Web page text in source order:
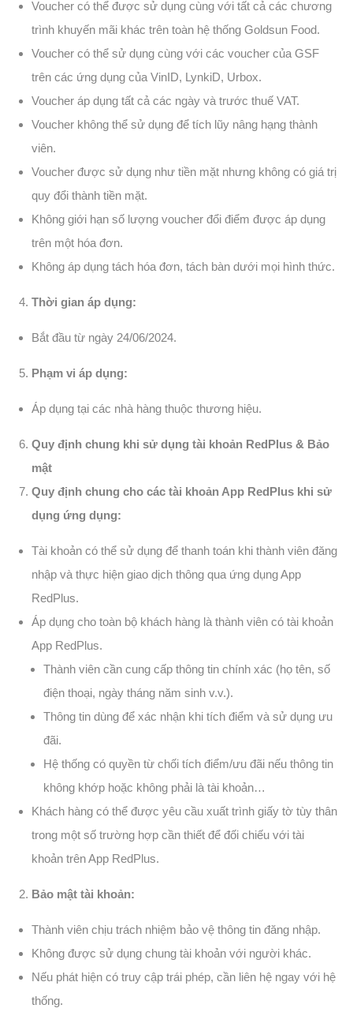
Voucher có thể được sử dụng cùng với tất cả các chương
trình khuyến mãi khác trên toàn hệ thống Goldsun Food.
Voucher có thể sử dụng cùng với các voucher của GSF
trên các ứng dụng của VinID, LynkiD, Urbox.
Voucher áp dụng tất cả các ngày và trước thuế VAT.
Voucher không thể sử dụng để tích lũy nâng hạng thành
viên.
Voucher được sử dụng như tiền mặt nhưng không có giá trị
quy đổi thành tiền mặt.
Không giới hạn số lượng voucher đổi điểm được áp dụng
trên một hóa đơn.
Không áp dụng tách hóa đơn, tách bàn dưới mọi hình thức.
Thời gian áp dụng:
Bắt đầu từ ngày 24/06/2024.
Phạm vi áp dụng:
Áp dụng tại các nhà hàng thuộc thương hiệu.
Quy định chung khi sử dụng tài khoản RedPlus & Bảo
mật
Quy định chung cho các tài khoản App RedPlus khi sử
dụng ứng dụng:
Tài khoản có thể sử dụng để thanh toán khi thành viên đăng
nhập và thực hiện giao dịch thông qua ứng dụng App
RedPlus.
Áp dụng cho toàn bộ khách hàng là thành viên có tài khoản
App RedPlus.
Thành viên cần cung cấp thông tin chính xác (họ tên, số
điện thoại, ngày tháng năm sinh v.v.).
Thông tin dùng để xác nhận khi tích điểm và sử dụng ưu
đãi.
Hệ thống có quyền từ chối tích điểm/ưu đãi nếu thông tin
không khớp hoặc không phải là tài khoản…
Khách hàng có thể được yêu cầu xuất trình giấy tờ tùy thân
trong một số trường hợp cần thiết để đối chiếu với tài
khoản trên App RedPlus.
Bảo mật tài khoản:
Thành viên chịu trách nhiệm bảo vệ thông tin đăng nhập.
Không được sử dụng chung tài khoản với người khác.
Nếu phát hiện có truy cập trái phép, cần liên hệ ngay với hệ
thống.